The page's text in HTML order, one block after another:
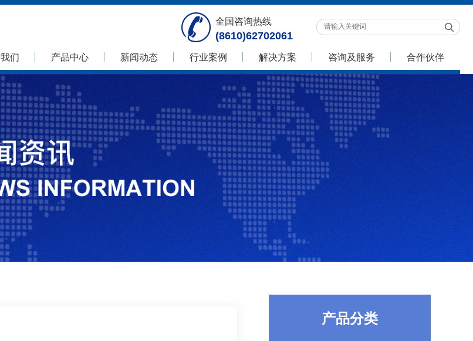
全国咨询热线
(8610)62702061
们 产品中心 新闻动态 行业案例 解决方案 咨询及服务 合作伙伴
产品分类